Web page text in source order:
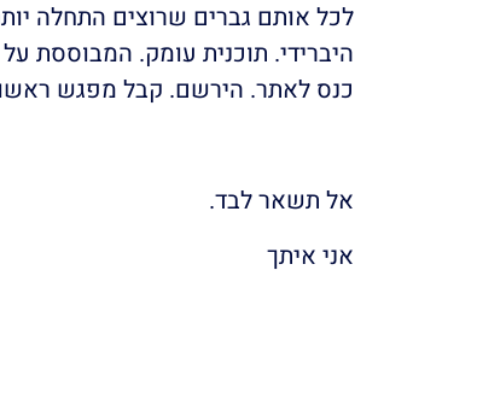
היברידי. תוכנית עומק. המבוססת
כנס לאתר. הירשם. קבל מפגש
אל תשאר לבד.
אני איתך